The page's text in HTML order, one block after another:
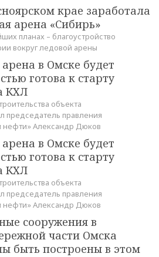
крае заработала
арена «Сибирь»
планах – благоустройство
вокруг ледовой арены
в Омске будет
готова к старту
КХЛ
объекта
председатель правления
нефти» Александр Дюков
в Омске будет
готова к старту
КХЛ
объекта
председатель правления
нефти» Александр Дюков
сооружения в
части Омска
быть построены в этом